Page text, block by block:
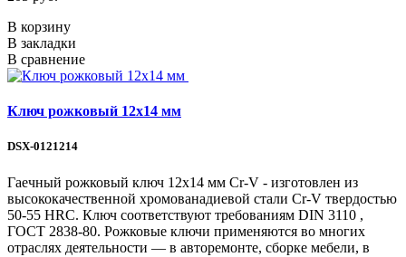
В корзину
В закладки
В сравнение
Ключ рожковый 12х14 мм
DSX-0121214
Гаечный рожковый ключ 12х14 мм Cr-V - изготовлен из
высококачественной хромованадиевой стали Cr-V твердостью
50-55 HRС. Ключ соответствуют требованиям DIN 3110 ,
ГОСТ 2838-80. Рожковые ключи применяются во многих
отраслях деятельности — в авторемонте, сборке мебели, в